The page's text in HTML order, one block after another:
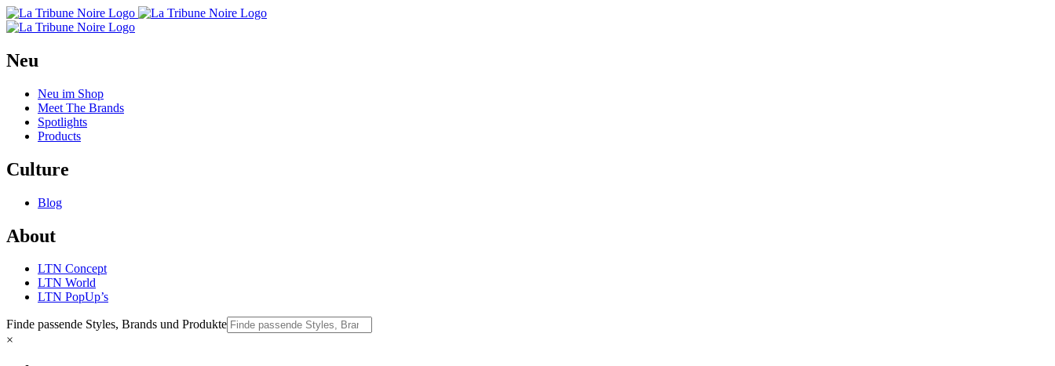
Neu
Neu im Shop
Meet The Brands
Spotlights
Products
Culture
Blog
About
LTN Concept
LTN World
LTN PopUp’s
Finde passende Styles, Brands und Produkte
×